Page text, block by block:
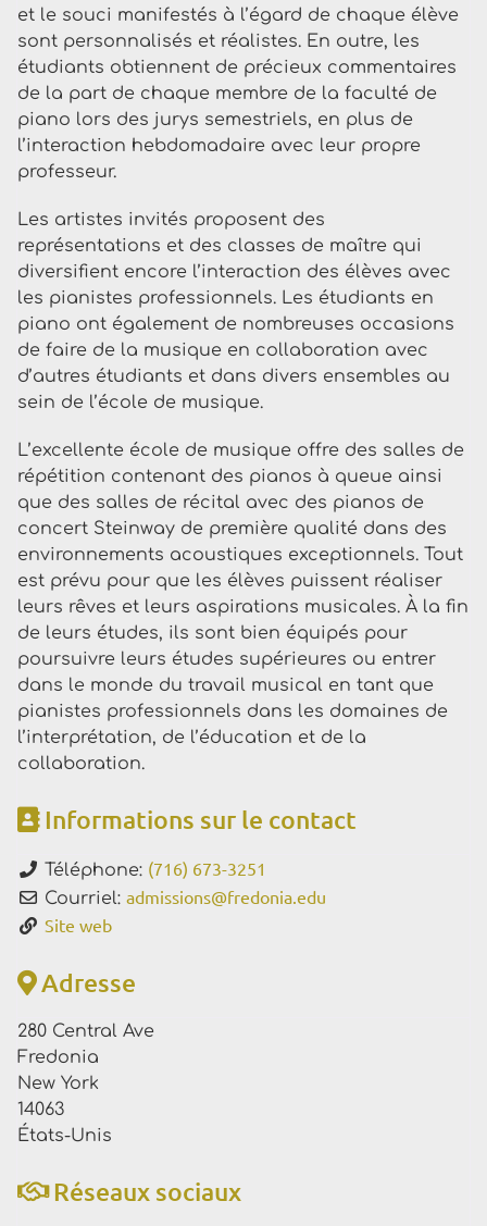
et le souci manifestés à l’égard de chaque élève
sont personnalisés et réalistes. En outre, les
étudiants obtiennent de précieux commentaires
de la part de chaque membre de la faculté de
piano lors des jurys semestriels, en plus de
l’interaction hebdomadaire avec leur propre
professeur.
Les artistes invités proposent des
représentations et des classes de maître qui
diversifient encore l’interaction des élèves avec
les pianistes professionnels. Les étudiants en
piano ont également de nombreuses occasions
de faire de la musique en collaboration avec
d’autres étudiants et dans divers ensembles au
sein de l’école de musique.
L’excellente école de musique offre des salles de
répétition contenant des pianos à queue ainsi
que des salles de récital avec des pianos de
concert Steinway de première qualité dans des
environnements acoustiques exceptionnels. Tout
est prévu pour que les élèves puissent réaliser
leurs rêves et leurs aspirations musicales. À la fin
de leurs études, ils sont bien équipés pour
poursuivre leurs études supérieures ou entrer
dans le monde du travail musical en tant que
pianistes professionnels dans les domaines de
l’interprétation, de l’éducation et de la
collaboration.
Informations sur le contact
Téléphone: (716) 673-3251
Courriel: admissions@fredonia.edu
Site web
Adresse
280 Central Ave
Fredonia
New York
14063
États-Unis
Réseaux sociaux